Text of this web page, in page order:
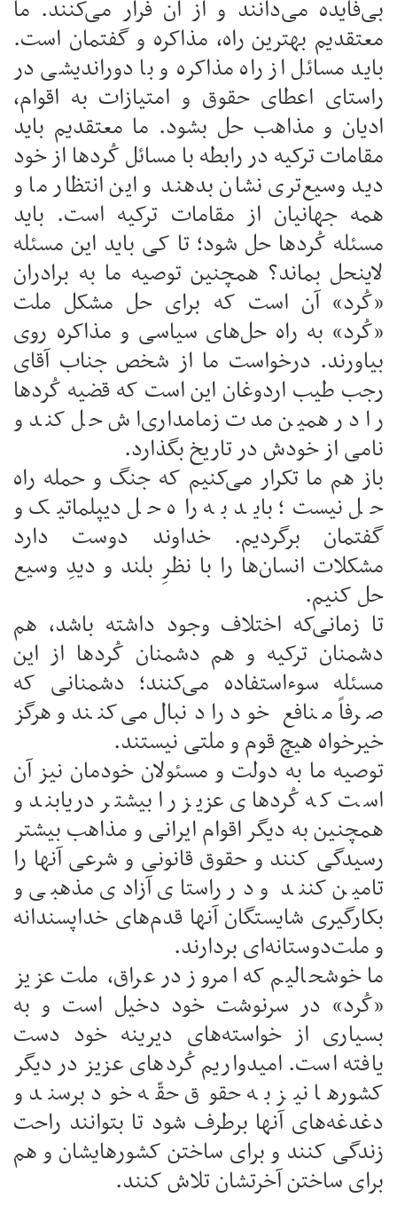
بی‌فایده می‌دانند و از آن فرار می‌کنند. ما
معتقدیم بهترین راه، مذاکره و گفتمان است.
باید مسائل از راه مذاکره و با دوراندیشی در
راستای اعطای حقوق و امتیازات به اقوام،
ادیان و مذاهب حل بشود. ما معتقدیم باید
مقامات ترکیه در رابطه با مسائل کُردها از خود
دید وسیع‌تری نشان بدهند و این انتظار ما و
همه جهانیان از مقامات ترکیه است. باید
مسئله کُردها حل شود؛ تا کی باید این مسئله
لاینحل بماند؟ همچنین توصیه ما به برادران
«کُرد» آن است که برای حل مشکل ملت
«کُرد» به راه حل‌های سیاسی و مذاکره روی
بیاورند. درخواست ما از شخص جناب آقای
رجب طیب اردوغان این است که قضیه کُردها
را در همین مدت زمامداری‌اش حل کند و
نامی از خودش در تاریخ بگذارد.
باز هم ما تکرار می‌کنیم که جنگ و حمله راه
حل نیست؛ باید به راه حل دیپلماتیک و
گفتمان برگردیم. خداوند دوست دارد
مشکلات انسان‌ها را با نظرِ بلند و دیدِ وسیع
حل کنیم.
تا زمانی‌که اختلاف وجود داشته باشد، هم
دشمنان ترکیه و هم دشمنان کُردها از این
مسئله سوءاستفاده می‌کنند؛ دشمنانی که
صرفاً منافع خود را دنبال می‌کنند و هرگز
خیرخواه هیچ قوم و ملتی نیستند.
توصیه ما به دولت و مسئولان خودمان نیز آن
است که کُردهای عزیز را بیشتر دریابند و
همچنین به دیگر اقوام ایرانی و مذاهب بیشتر
رسیدگی کنند و حقوق قانونی و شرعی آنها را
تامین کنند و در راستای آزادی مذهبی و
بکارگیری شایستگان آنها قدم‌های خداپسندانه
و ملت‌دوستانه‌ای بردارند.
ما خوشحالیم که امروز در عراق، ملت عزیز
«کُرد» در سرنوشت خود دخیل است و به
بسیاری از خواسته‌های دیرینه خود دست
یافته ‌است. امیدواریم کُردهای عزیز در دیگر
کشورها نیز به حقوق حقّه خود برسند و
دغدغه‌های آنها برطرف شود تا بتوانند راحت
زندگی کنند و برای ساختن کشورهایشان و هم
برای ساختن آخرتشان تلاش کنند.